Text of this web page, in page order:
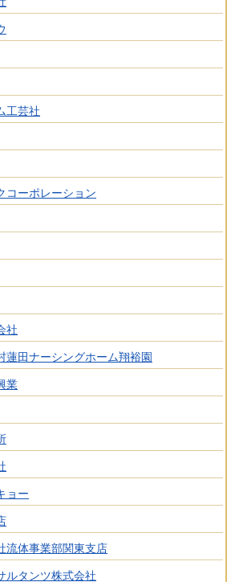
工芸社
コーポレーション
社
蓮田ナーシングホーム翔裕園
業
ョー
流体事業部関東支店
ルタンツ株式会社